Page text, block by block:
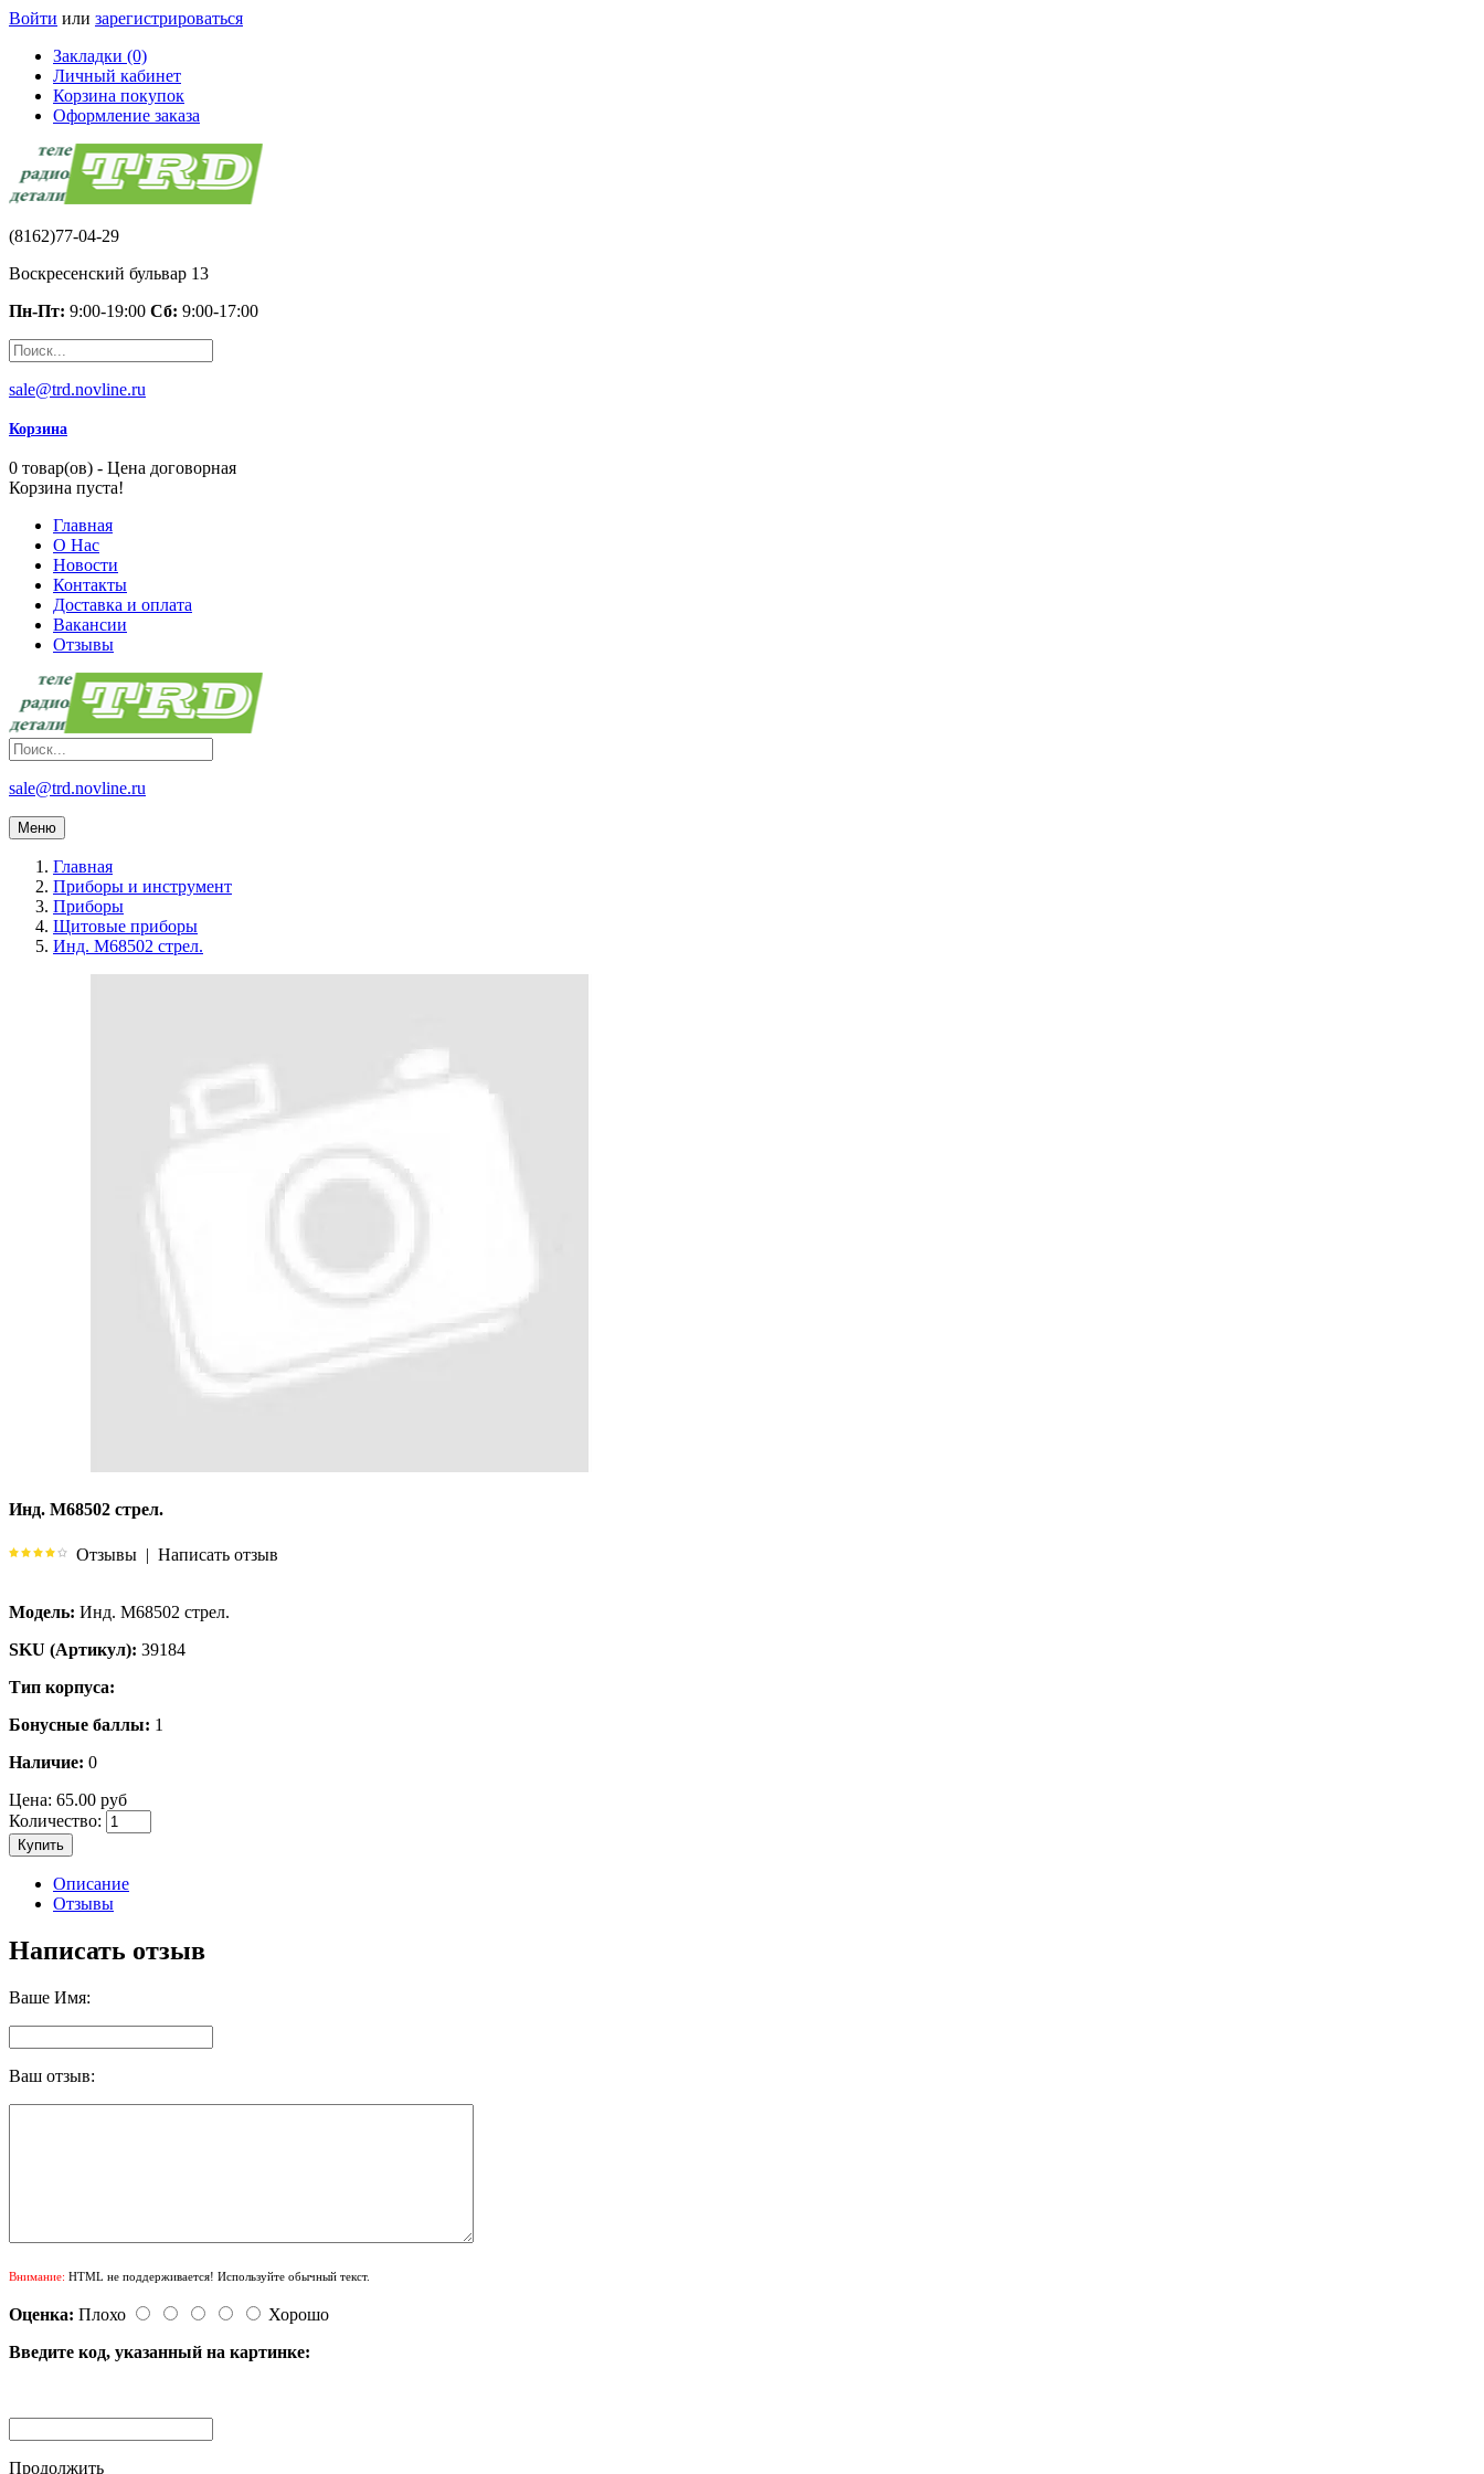
Войти или зарегистрироваться
Закладки (0)
Личный кабинет
Корзина покупок
Оформление заказа
(8162)77-04-29
Воскресенский бульвар 13
Пн-Пт: 9:00-19:00 Сб: 9:00-17:00
sale@trd.novline.ru
Корзина
0 товар(ов) - Цена договорная
Корзина пуста!
Главная
О Нас
Новости
Контакты
Доставка и оплата
Вакансии
Отзывы
sale@trd.novline.ru
Меню
Главная
Приборы и инструмент
Приборы
Щитовые приборы
Инд. М68502 стрел.
Инд. М68502 стрел.
Отзывы | Написать отзыв
Модель: Инд. М68502 стрел.
SKU (Артикул): 39184
Тип корпуса:
Бонусные баллы: 1
Наличие: 0
Цена: 65.00 руб
Количество:
Купить
Описание
Отзывы
Написать отзыв
Ваше Имя:
Ваш отзыв:
Внимание: HTML не поддерживается! Используйте обычный текст.
Оценка: Плохо
Хорошо
Введите код, указанный на картинке:
Продолжить